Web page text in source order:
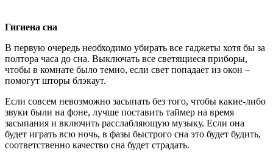
Гигиена сна
В первую очередь необходимо убирать все гаджеты хотя бы за
полтора часа до сна. Выключать все светящиеся приборы,
чтобы в комнате было темно, если свет попадает из окон –
помогут шторы блэкаут.
Если совсем невозможно засыпать без того, чтобы какие-либо
звуки были на фоне, лучше поставить таймер на время
засыпания и включить расслабляющую музыку. Если она
будет играть всю ночь, в фазы быстрого сна это будет будить,
соответственно качество сна будет страдать.